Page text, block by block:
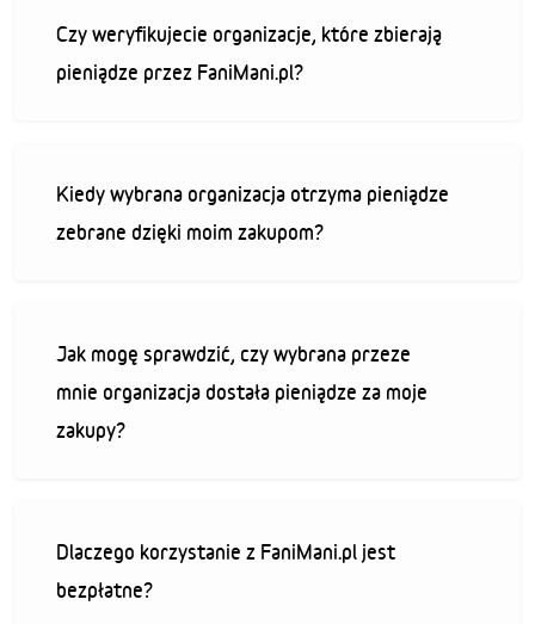
Czy weryfikujecie organizacje, które zbierają
pieniądze przez FaniMani.pl?
Kiedy wybrana organizacja otrzyma pieniądze
zebrane dzięki moim zakupom?
Jak mogę sprawdzić, czy wybrana przeze
mnie organizacja dostała pieniądze za moje
zakupy?
Dlaczego korzystanie z FaniMani.pl jest
bezpłatne?